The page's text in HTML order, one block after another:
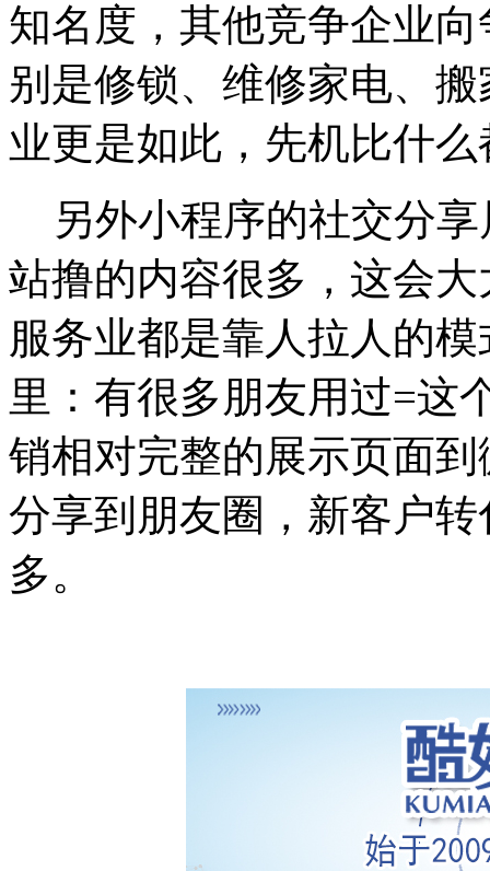
知名度，其他竞争企业
别是修锁、维修家电、
业更是如此，先机比什
另外小程序的社交分享
站撸的内容很多，这会
服务业都是靠人拉人的
里：有很多朋友用过=这
销相对完整的展示页面
分享到朋友圈，新客户
多。